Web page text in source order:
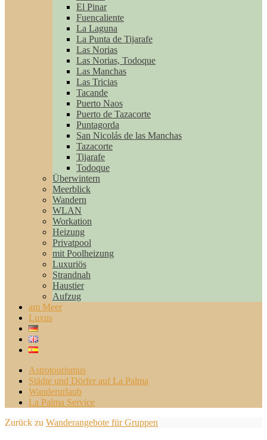
El Pinar
Fuencaliente
La Laguna
La Punta de Tijarafe
Las Norias
Las Norias, Todoque
Las Manchas
Las Tricias
Tacande
Puerto Naos
Puerto de Tazacorte
Puntagorda
San Nicolás de las Manchas
Tazacorte
Tijarafe
Todoque
Überwintern
Meerblick
Wandern
WLAN
Workation
Heizung
Privatpool
mit Poolheizung
Luxuriös
Strandnah
Haustier
Aufzug
am Meer
Luxus
Astrotourismus
Städte und Dörfer auf La Palma
Wanderurlaub
La Palma Service
Zurück zu Wanderangebote für Gruppen